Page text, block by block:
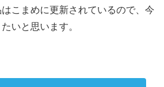
こまめに更新されているので、今
いと思います。